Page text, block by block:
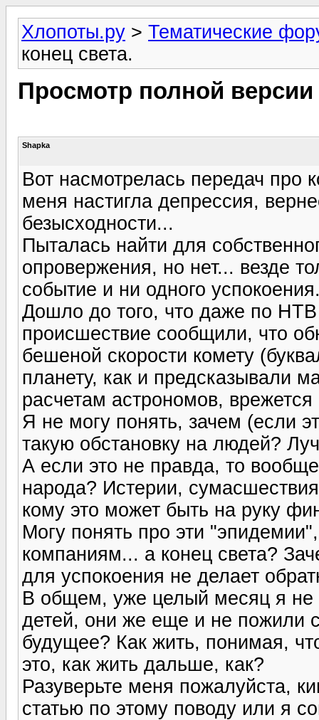
Хлопоты.ру > Тематические
конец света.
Просмотр полной
Shapka
Вот насмотрелась передач про
меня настигла депрессия,
безысходности...
Пыталась найти для
опровержения, но нет... везде
событие и ни одного
Дошло до того, что даже по
происшествие сообщили, что
бешеной скорости комету
планету, как и предсказывали
расчетам астрономов,
Я не могу понять, зачем (если
такую обстановку на людей?
А если это не правда, то
народа? Истерии,
кому это может быть на руку
Могу понять про эти
компаниям... а конец света?
для успокоения не делает
В общем, уже целый месяц я не
детей, они же еще и не пожили
будущее? Как жить, понимая,
это, как жить дальше, как?
Разуверьте меня пожалуйста,
статью по этому поводу или я